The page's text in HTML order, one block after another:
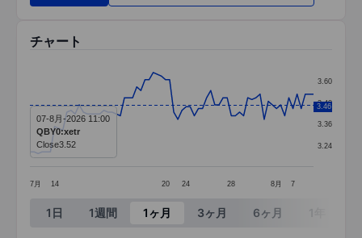
チャート
Line chart with 70 data points.
The chart has 1 X axis displaying categories.
The chart has 1 Y axis displaying values. Data
7月 14 20 24 28 8月 7
3.24
3.36
3.48
3.60
3.46
07-8月-2026 11:00
QBY0:xetr
Close3.52
End of interactive chart.
1日 1週間 1ヶ月 3ヶ月 6ヶ月